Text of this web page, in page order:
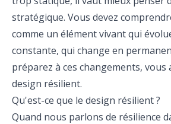
stratégique. Vous devez
comme un élément vivant qui
constante, qui change en
préparez à ces changements, vous
design résilient.
Qu'est-ce que le design résilient ?
Quand nous parlons de résilience